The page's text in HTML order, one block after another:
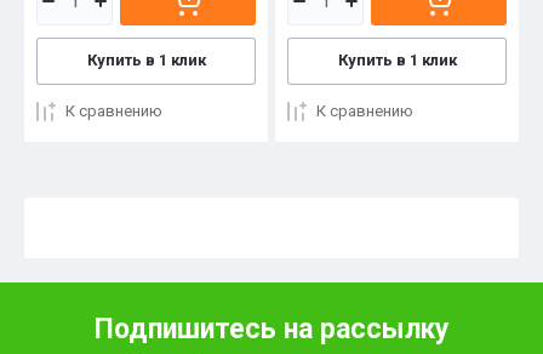
Купить в 1 клик
К сравнению
Купить в 1 клик
К сравнению
Подпишитесь на рассылку